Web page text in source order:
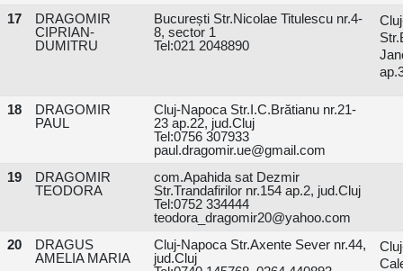
17
DRAGOMIR
CIPRIAN-
DUMITRU
București Str.Nicolae Titulescu nr.4-
8, sector 1
Tel:021 2048890
18
DRAGOMIR
PAUL
Cluj-Napoca Str.I.C.Brătianu nr.21-
23 ap.22, jud.Cluj
Tel:0756 307933
paul.dragomir.ue@gmail.com
19
DRAGOMIR
TEODORA
com.Apahida sat Dezmir
Str.Trandafirilor nr.154 ap.2, jud.Cluj
Tel:0752 334444
teodora_dragomir20@yahoo.com
20
DRAGUS
AMELIA MARIA
Cluj-Napoca Str.Axente Sever nr.44,
jud.Cluj